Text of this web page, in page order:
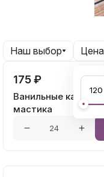
175 ₽
Ванильные
мастика
Наш выбор Цена